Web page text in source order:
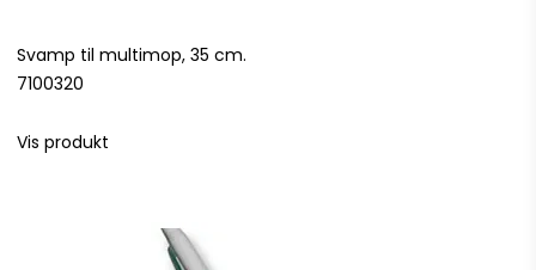
Svamp til multimop, 35 cm.
7100320
Vis produkt